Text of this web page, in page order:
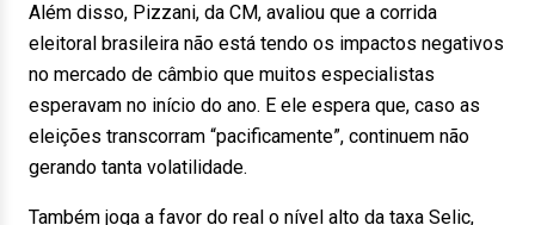
Além disso, Pizzani, da CM, avaliou que a corrida
eleitoral brasileira não está tendo os impactos negativos
no mercado de câmbio que muitos especialistas
esperavam no início do ano. E ele espera que, caso as
eleições transcorram “pacificamente”, continuem não
gerando tanta volatilidade.
Também joga a favor do real o nível alto da taxa Selic,